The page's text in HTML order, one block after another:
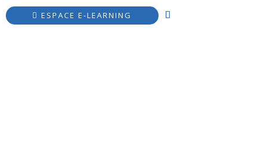
ESPACE E-LEARNING